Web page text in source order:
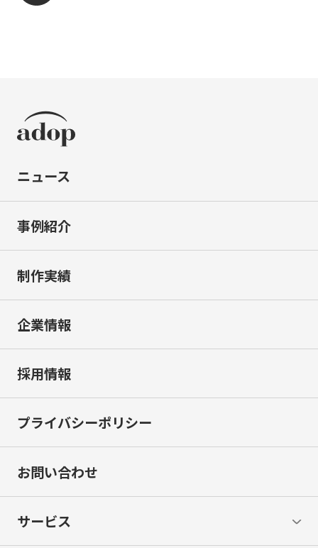
ニュース
事例紹介
制作実績
企業情報
採用情報
プライバシーポリシー
お問い合わせ
サービス